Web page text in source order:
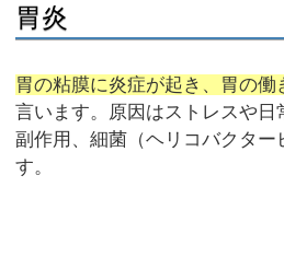
胃炎
胃の粘膜に炎症が起き、胃の
言います。原因はストレスや
副作用、細菌（ヘリコバクタ
す。